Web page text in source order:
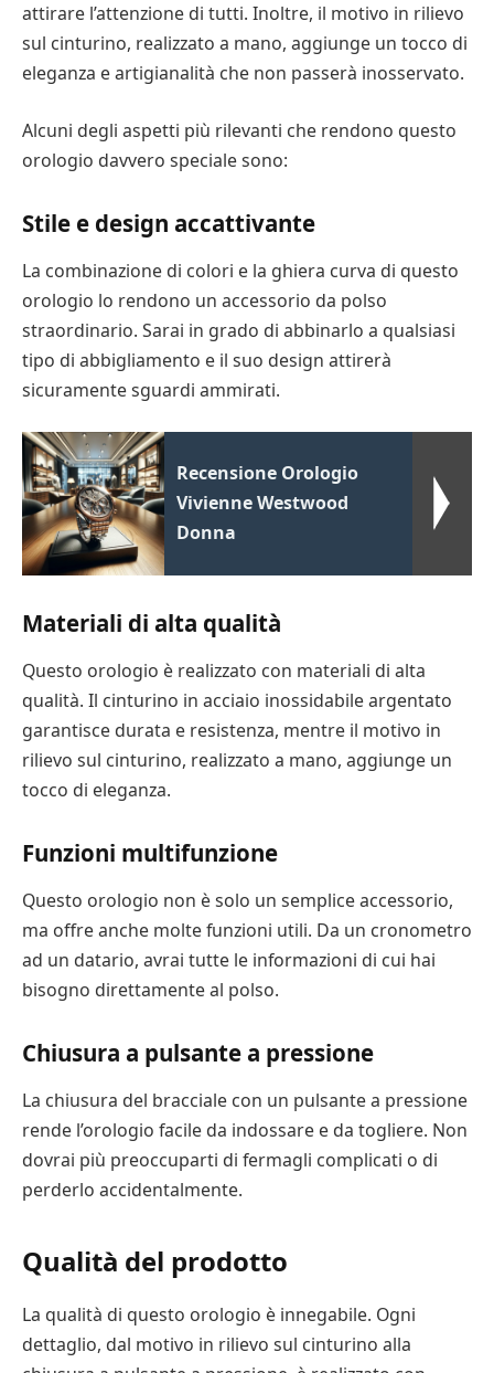
attirare l’attenzione di tutti. Inoltre, il motivo in rilievo
sul cinturino, realizzato a mano, aggiunge un tocco di
eleganza e artigianalità che non passerà inosservato.
Alcuni degli aspetti più rilevanti che rendono questo
orologio davvero speciale sono:
Stile e design accattivante
La combinazione di colori e la ghiera curva di questo
orologio lo rendono un accessorio da polso
straordinario. Sarai in grado di abbinarlo a qualsiasi
tipo di abbigliamento e il suo design attirerà
sicuramente sguardi ammirati.
Recensione Orologio
Vivienne Westwood
Donna
Materiali di alta qualità
Questo orologio è realizzato con materiali di alta
qualità. Il cinturino in acciaio inossidabile argentato
garantisce durata e resistenza, mentre il motivo in
rilievo sul cinturino, realizzato a mano, aggiunge un
tocco di eleganza.
Funzioni multifunzione
Questo orologio non è solo un semplice accessorio,
ma offre anche molte funzioni utili. Da un cronometro
ad un datario, avrai tutte le informazioni di cui hai
bisogno direttamente al polso.
Chiusura a pulsante a pressione
La chiusura del bracciale con un pulsante a pressione
rende l’orologio facile da indossare e da togliere. Non
dovrai più preoccuparti di fermagli complicati o di
perderlo accidentalmente.
Qualità del prodotto
La qualità di questo orologio è innegabile. Ogni
dettaglio, dal motivo in rilievo sul cinturino alla